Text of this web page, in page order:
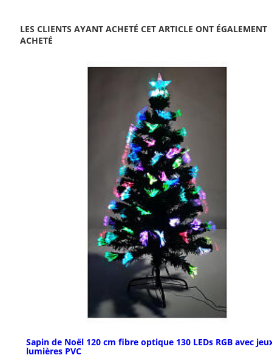
LES CLIENTS AYANT ACHETÉ CET ARTICLE ONT ÉGALEMENT
ACHETÉ
Sapin de Noël 120 cm fibre optique 130 LEDs RGB avec
lumières PVC